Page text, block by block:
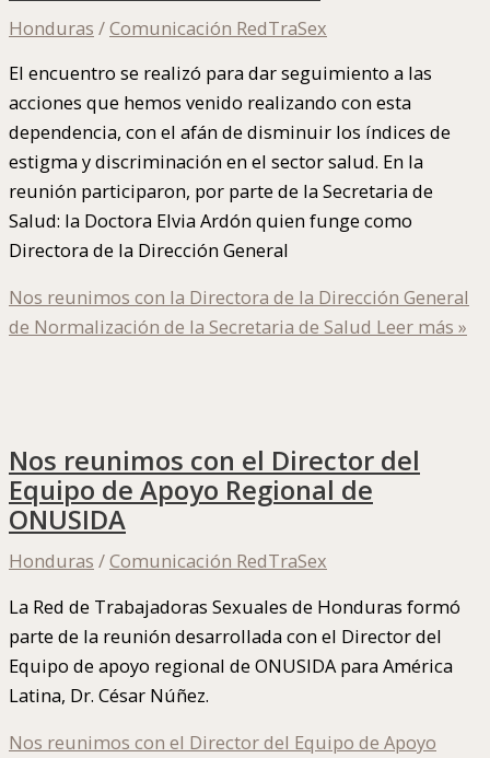
Honduras /Comunicación RedTraSex
El encuentro se realizó para dar seguimiento a las
acciones que hemos venido realizando con esta
dependencia, con el afán de disminuir los índices de
estigma y discriminación en el sector salud. En la
reunión participaron, por parte de la Secretaria de
Salud: la Doctora Elvia Ardón quien funge como
Directora de la Dirección General
Nos reunimos con la Directora de la Dirección General
de Normalización de la Secretaria de Salud Leer más »
Nos reunimos con el Director del
Equipo de Apoyo Regional de
ONUSIDA
Honduras /Comunicación RedTraSex
La Red de Trabajadoras Sexuales de Honduras formó
parte de la reunión desarrollada con el Director del
Equipo de apoyo regional de ONUSIDA para América
Latina, Dr. César Núñez.
Nos reunimos con el Director del Equipo de Apoyo